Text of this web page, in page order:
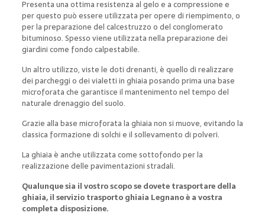
Presenta una ottima resistenza al gelo e a compressione e
per questo può essere utilizzata per opere di riempimento, o
per la preparazione del calcestruzzo o del conglomerato
bituminoso. Spesso viene utilizzata nella preparazione dei
giardini come fondo calpestabile.
Un altro utilizzo, viste le doti drenanti, è quello di realizzare
dei parcheggi o dei vialetti in ghiaia posando prima una base
microforata che garantisce il mantenimento nel tempo del
naturale drenaggio del suolo.
Grazie alla base microforata la ghiaia non si muove, evitando la
classica formazione di solchi e il sollevamento di polveri.
La ghiaia è anche utilizzata come sottofondo per la
realizzazione delle pavimentazioni stradali.
Qualunque sia il vostro scopo se dovete trasportare della
ghiaia, il servizio trasporto ghiaia Legnano è a vostra
completa disposizione.